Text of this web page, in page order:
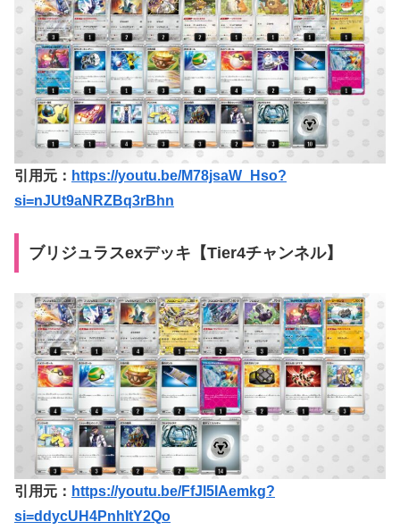
引用元： https://youtu.be/M78jsaW_Hso?
si=nJUt9aNRZBq3rBhn
ブリジュラスexデッキ【Tier4チャンネル】
引用元： https://youtu.be/FfJl5IAemkg?
si=ddycUH4PnhItY2Qo